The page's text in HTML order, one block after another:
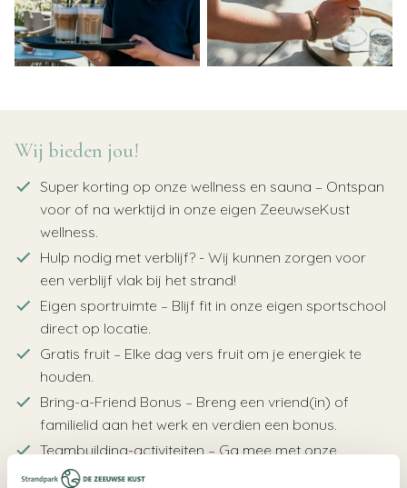
Wij bieden jou!
Super korting op onze wellness en sauna – Ontspan
voor of na werktijd in onze eigen ZeeuwseKust
wellness.
Hulp nodig met verblijf? - Wij kunnen zorgen voor
een verblijf vlak bij het strand!
Eigen sportruimte – Blijf fit in onze eigen sportschool
direct op locatie.
Gratis fruit – Elke dag vers fruit om je energiek te
houden.
Bring-a-Friend Bonus – Breng een vriend(in) of
familielid aan het werk en verdien een bonus.
Teambuilding-activiteiten – Ga mee met onze
geweldige teamuitjes.